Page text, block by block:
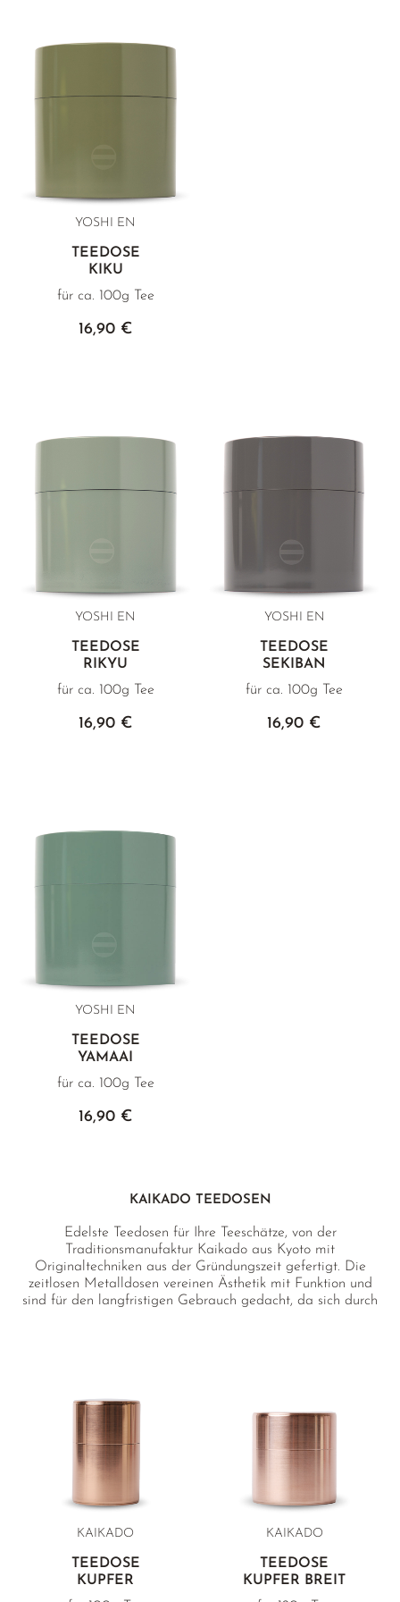
YOSHI EN
TEEDOSE
KIKU
für ca. 100g Tee
16,90 €
YOSHI EN
TEEDOSE
RIKYU
für ca. 100g Tee
16,90 €
YOSHI EN
TEEDOSE
SEKIBAN
für ca. 100g Tee
16,90 €
YOSHI EN
TEEDOSE
YAMAAI
für ca. 100g Tee
16,90 €
KAIKADO TEEDOSEN
Edelste Teedosen für Ihre Teeschätze, von der
Traditionsmanufaktur Kaikado aus Kyoto mit
Originaltechniken aus der Gründungszeit gefertigt. Die
zeitlosen Metalldosen vereinen Ästhetik mit Funktion und
sind für den langfristigen Gebrauch gedacht, da sich durch
KAIKADO
TEEDOSE
KUPFER
KAIKADO
TEEDOSE
KUPFER BREIT